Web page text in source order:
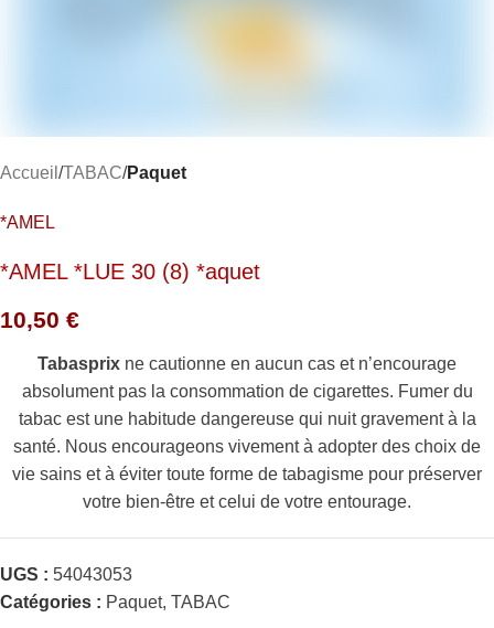
Accueil TABAC Paquet
*AMEL
*AMEL *LUE 30 (8) *aquet
10,50 €
Tabasprix ne cautionne en aucun cas et n’encourage
absolument pas la consommation de cigarettes. Fumer du
tabac est une habitude dangereuse qui nuit gravement à la
santé. Nous encourageons vivement à adopter des choix de
vie sains et à éviter toute forme de tabagisme pour préserver
votre bien-être et celui de votre entourage.
UGS : 54043053
Catégories : Paquet, TABAC